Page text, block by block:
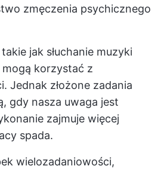
zmęczenia psychicznego
jak słuchanie muzyki
korzystać z
Jednak złożone zadania
gdy nasza uwaga jest
zajmuje więcej
spada.
wielozadaniowości,